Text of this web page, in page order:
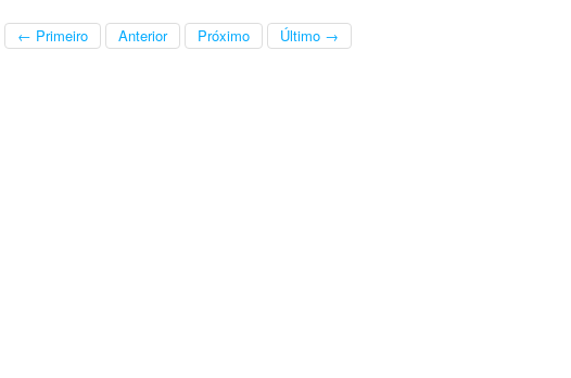
← Primeiro Anterior Próximo Último →